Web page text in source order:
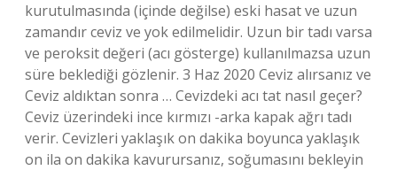
kurutulmasında (içinde değilse) eski hasat ve uzun
zamandır ceviz ve yok edilmelidir. Uzun bir tadı varsa
ve peroksit değeri (acı gösterge) kullanılmazsa uzun
süre beklediği gözlenir. 3 Haz 2020 Ceviz alırsanız ve
Ceviz aldıktan sonra … Cevizdeki acı tat nasıl geçer?
Ceviz üzerindeki ince kırmızı -arka kapak ağrı tadı
verir. Cevizleri yaklaşık on dakika boyunca yaklaşık
on ila on dakika kavurursanız, soğumasını bekleyin